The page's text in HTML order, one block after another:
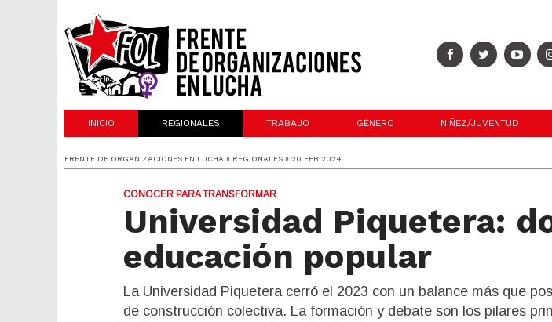
INICIO REGIONALES TRABAJO GÉNERO NIÑEZ/JUVENTUD
FRENTE DE ORGANIZACIONES EN LUCHA » REGIONALES » 20 FEB 2024
CONOCER PARA TRANSFORMAR
Universidad Piquetera:
educación popular
La Universidad Piquetera cerró el 2023 con un balance más que
de construcción colectiva. La formación y debate son los pilares